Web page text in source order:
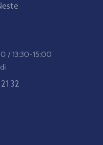
/ 13:30-15:00
32